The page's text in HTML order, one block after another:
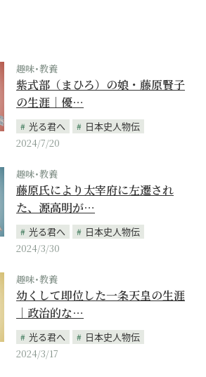
趣味･教養
紫式部（まひろ）の娘・藤原賢子
の生涯｜優…
光る君へ
日本史人物伝
2024/7/20
趣味･教養
藤原氏により太宰府に左遷され
た、源高明が…
光る君へ
日本史人物伝
2024/3/30
趣味･教養
幼くして即位した一条天皇の生涯
｜政治的な…
光る君へ
日本史人物伝
2024/3/17